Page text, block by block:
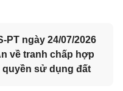
PT ngày 24/07/2026
về tranh chấp hợp
sử dụng đất